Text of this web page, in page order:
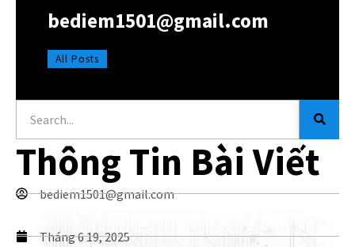
bediem1501@gmail.com
All Posts
Thông Tin Bài Viết
bediem1501@gmail.com
Tháng 6 19, 2025